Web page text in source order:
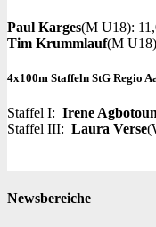
Paul Karges(M U18):
Tim Krummlauf(M
4x100m Staffeln StG Regio
Staffel I: Irene
Staffel III: Laura Verse
Newsbereiche